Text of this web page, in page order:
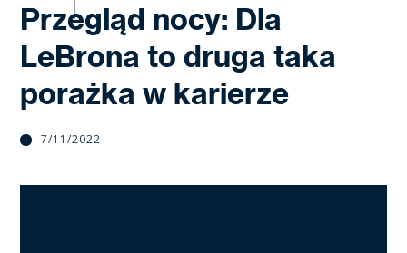
Przegląd nocy: Dla
LeBrona to druga taka
porażka w karierze
7/11/2022